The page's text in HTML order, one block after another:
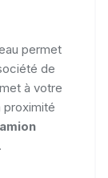
permet
de
à votre
proximité